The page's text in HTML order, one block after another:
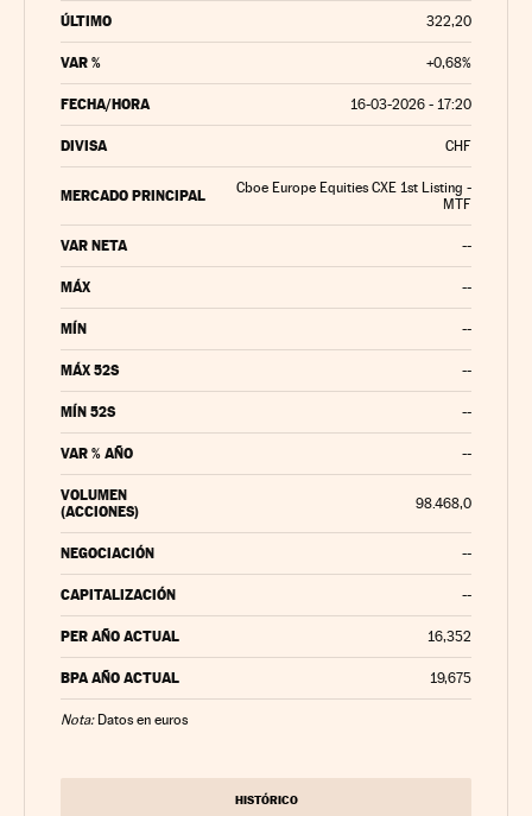
ÚLTIMO 322,20
VAR % +0,68%
FECHA/HORA 16-03-2026 - 17:20
DIVISA CHF
MERCADO PRINCIPAL
Cboe Europe Equities CXE 1st Listing -
MTF
VAR NETA --
MÁX --
MÍN --
MÁX 52S --
MÍN 52S --
VAR % AÑO --
VOLUMEN
(ACCIONES)
98.468,0
NEGOCIACIÓN --
CAPITALIZACIÓN --
PER AÑO ACTUAL 16,352
BPA AÑO ACTUAL 19,675
Nota:Datos en euros
HISTÓRICO